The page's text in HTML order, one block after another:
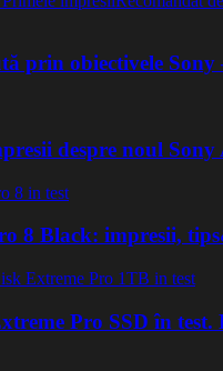
prin obiectivele
despre noul
8 Black: impresii,
Pro SSD în